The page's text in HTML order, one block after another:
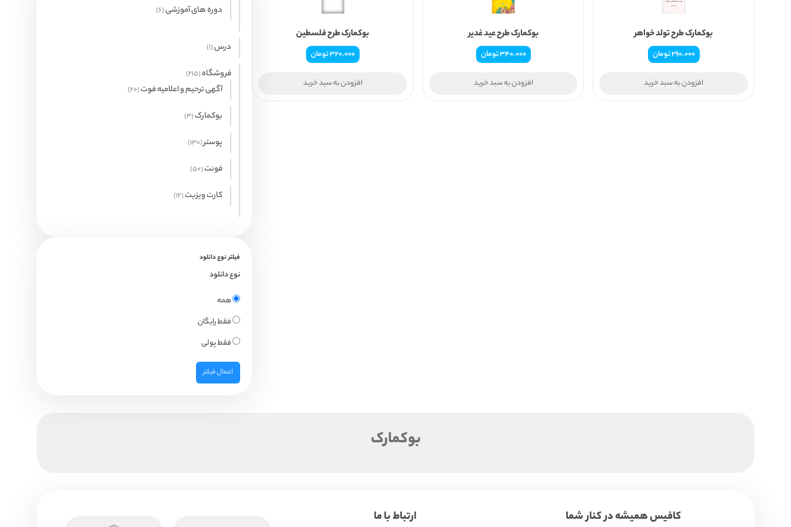
بوکمارک طرح تولد خواهر
290.000تومان
افزودن به سبد خرید
بوکمارک طرح عید غدیر
340.000تومان
افزودن به سبد خرید
بوکمارک طرح فلسطین
320.000تومان
افزودن به سبد خرید
محصول
دوره های آموزشی 6
6
درس 1
1
فروشگاه 215
215
محصول
آگهی ترحیم و اعلامیه فوت 20
20
بوکمارک 3
3
پوستر 130
130
فونت 50
50
کارت ویزیت 12
12
فیلتر نوع دانلود
نوع دانلود
همه
فقط رایگان
فقط پولی
اعمال فیلتر
بوکمارک
کافیس همیشه در کنار شما ارتباط با ما